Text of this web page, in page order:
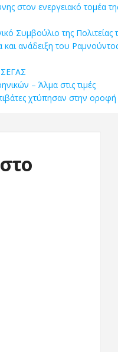
στον ενεργειακό τομέα
Συμβούλιο της Πολιτείας
ανάδειξη του
– Άλμα στις τιμές
χτύπησαν στην οροφή